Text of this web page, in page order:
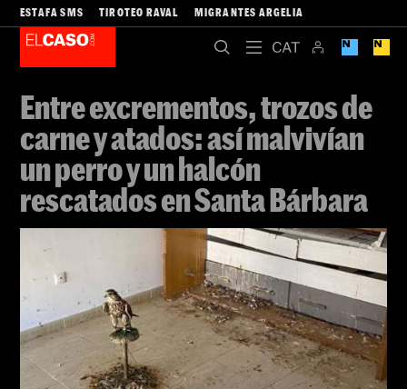
ESTAFA SMS TIROTEO RAVAL MIGRANTES ARGELIA
Entre excrementos, trozos de
carne y atados: así malvivían
un perro y un halcón
rescatados en Santa Bárbara